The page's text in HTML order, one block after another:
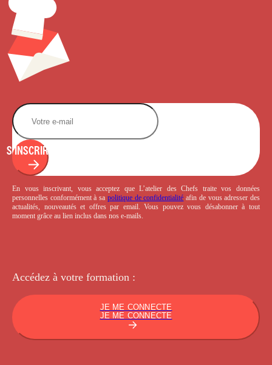
S'INSCRIRE
En vous inscrivant, vous acceptez que L’atelier des Chefs traite vos données
personnelles conformément à sa politique de confidentialité afin de vous adresser des
actualités, nouveautés et offres par email. Vous pouvez vous désabonner à tout
moment grâce au lien inclus dans nos e-mails.
Accédez à votre formation :
JE ME CONNECTE
JE ME CONNECTE